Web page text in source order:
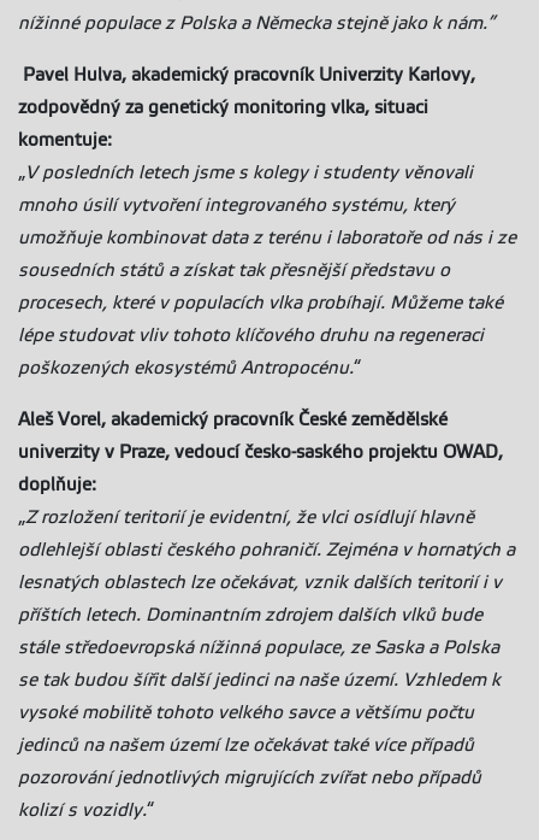
nížinné populace z Polska a Německa stejně jako k nám.”
Pavel Hulva, akademický pracovník Univerzity Karlovy,
zodpovědný za genetický monitoring vlka, situaci
komentuje:
„V posledních letech jsme s kolegy i studenty věnovali
mnoho úsilí vytvoření integrovaného systému, který
umožňuje kombinovat data z terénu i laboratoře od nás i ze
sousedních států a získat tak přesnější představu o
procesech, které v populacích vlka probíhají. Můžeme také
lépe studovat vliv tohoto klíčového druhu na regeneraci
poškozených ekosystémů Antropocénu.“
Aleš Vorel, akademický pracovník České zemědělské
univerzity v Praze, vedoucí česko-saského projektu OWAD,
doplňuje:
„Z rozložení teritorií je evidentní, že vlci osídlují hlavně
odlehlejší oblasti českého pohraničí. Zejména v hornatých a
lesnatých oblastech lze očekávat, vznik dalších teritorií i v
příštích letech. Dominantním zdrojem dalších vlků bude
stále středoevropská nížinná populace, ze Saska a Polska
se tak budou šířit další jedinci na naše území. Vzhledem k
vysoké mobilitě tohoto velkého savce a většímu počtu
jedinců na našem území lze očekávat také více případů
pozorování jednotlivých migrujících zvířat nebo případů
kolizí s vozidly.“